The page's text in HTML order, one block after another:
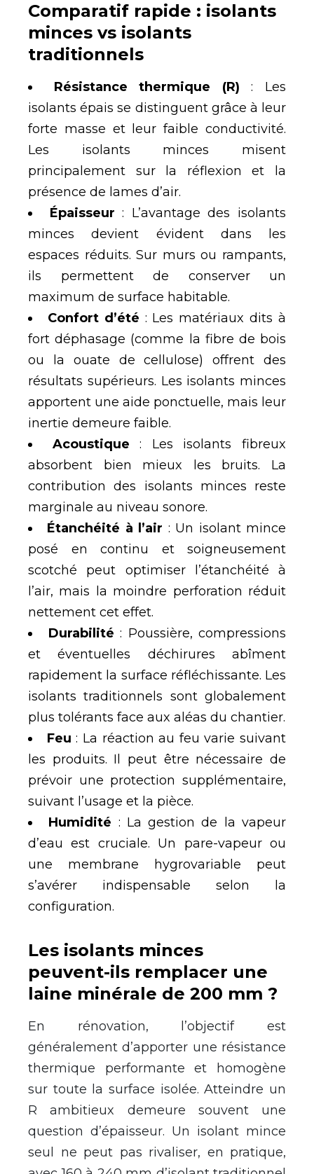
Comparatif rapide : isolants
minces vs isolants
traditionnels
Résistance thermique (R) : Les
isolants épais se distinguent grâce à leur
forte masse et leur faible conductivité.
Les isolants minces misent
principalement sur la réflexion et la
présence de lames d’air.
Épaisseur : L’avantage des isolants
minces devient évident dans les
espaces réduits. Sur murs ou rampants,
ils permettent de conserver un
maximum de surface habitable.
Confort d’été : Les matériaux dits à
fort déphasage (comme la fibre de bois
ou la ouate de cellulose) offrent des
résultats supérieurs. Les isolants minces
apportent une aide ponctuelle, mais leur
inertie demeure faible.
Acoustique : Les isolants fibreux
absorbent bien mieux les bruits. La
contribution des isolants minces reste
marginale au niveau sonore.
Étanchéité à l’air : Un isolant mince
posé en continu et soigneusement
scotché peut optimiser l’étanchéité à
l’air, mais la moindre perforation réduit
nettement cet effet.
Durabilité : Poussière, compressions
et éventuelles déchirures abîment
rapidement la surface réfléchissante. Les
isolants traditionnels sont globalement
plus tolérants face aux aléas du chantier.
Feu : La réaction au feu varie suivant
les produits. Il peut être nécessaire de
prévoir une protection supplémentaire,
suivant l’usage et la pièce.
Humidité : La gestion de la vapeur
d’eau est cruciale. Un pare-vapeur ou
une membrane hygrovariable peut
s’avérer indispensable selon la
configuration.
Les isolants minces
peuvent-ils remplacer une
laine minérale de 200 mm ?
En rénovation, l’objectif est
généralement d’apporter une résistance
thermique performante et homogène
sur toute la surface isolée. Atteindre un
R ambitieux demeure souvent une
question d’épaisseur. Un isolant mince
seul ne peut pas rivaliser, en pratique,